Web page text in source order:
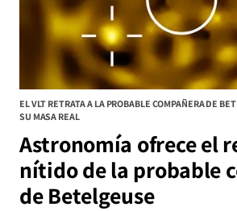
EL VLT RETRATA A LA PROBABLE COMPAÑERA DE
SU MASA REAL
Astronomía ofrece el
nítido de la probable
de Betelgeuse